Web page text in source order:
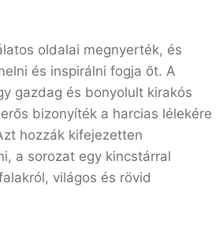
oldalai megnyerték, és
és inspirálni fogja őt. A
gazdag és bonyolult kirakós
bizonyíték a harcias lélekére
hozzák kifejezetten
a sorozat egy kincstárral
világos és rövid